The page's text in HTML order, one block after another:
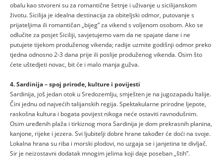
obalu kao stvoreni su za romantične šetnje i uživanje u sicilijanskom
životu. Sicilija je idealna destinacija za obiteljski odmor, putovanje s
prijateljima ili romantičan „bijeg” za vikend s voljenom osobom. Ako se
odlučite za posjet Siciliji, savjetujemo vam da ne spajate dane i ne
putujete tijekom produženog vikenda; radije uzmite godišnji odmor preko
tjedna odnosno 2-3 dana prije ili poslije produženog vikenda. Osim što
ćete uštedjeti novac, bit će i malo manja gužva.
4. Sardinija – spoj prirode, kulture i povijesti
Sardinija, još jedan otok u Sredozemlju, smješten je na jugozapadu Italije.
Čini jednu od najvećih talijanskih regija. Spektakularne prirodne ljepote,
raskošna kultura i bogata povijest nikoga neće ostaviti ravnodušnim.
Osim uređenih plaža i tirkiznog mora Sardinija je dom prekrasnih planina,
kanjone, rijeke i jezera. Svi ljubitelji dobre hrane također će doći na svoje.
Lokalna hrana su riba i morski plodovi, no uzgaja se i janjetina te divljač.
Sir je neizostavni dodatak mnogim jelima koji daje poseban „štih”.